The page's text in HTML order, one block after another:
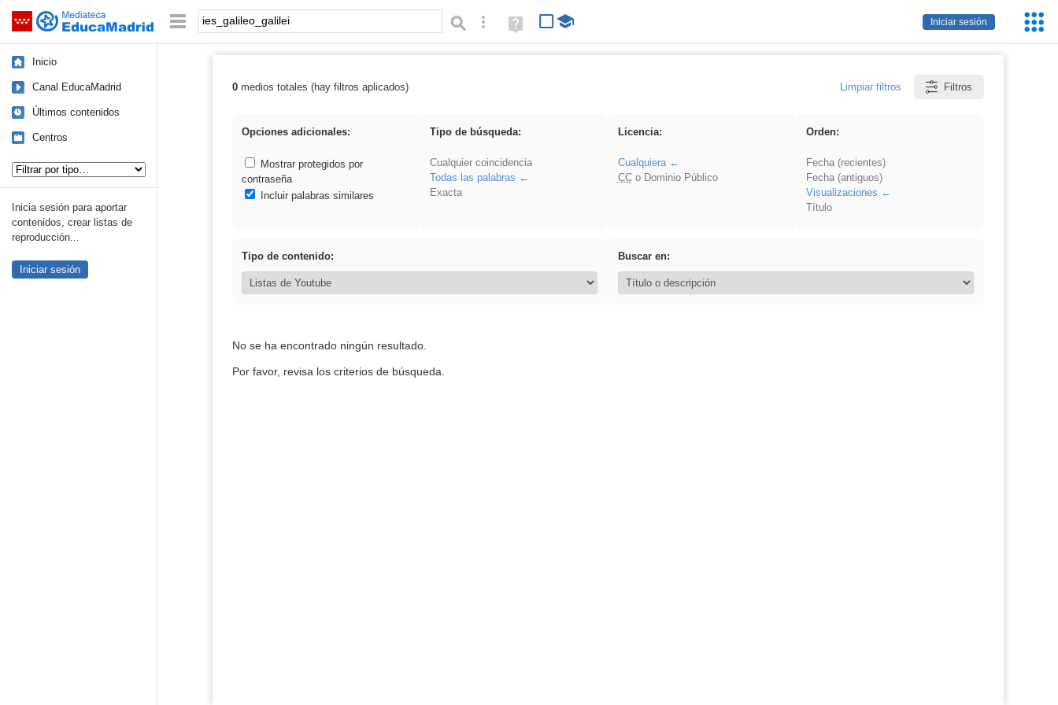
Saltar navegación
Iniciar sesión
Palabra o frase: Búsqueda avanzada
Ayuda
(en
Inicio
Canal EducaMadrid
Últimos contenidos
Centros
Inicia sesión para aportar
contenidos, crear listas de
reproducción...
Iniciar sesión
Resultados de: ies_galileo_galilei
0medios totales (hay filtros aplicados) Limpiar filtros Filtros
Opciones adicionales:
Mostrar protegidos por
contraseña
Incluir palabras similares
Tipo de búsqueda:
Cualquier coincidencia
Todas las palabras
Exacta
Licencia:
Cualquiera
CCo Dominio Público
Orden:
Fecha (recientes)
Fecha (antiguos)
Visualizaciones
Título
Tipo de contenido: Buscar en:
No se ha encontrado ningún resultado.
Por favor, revisa los criterios de búsqueda.